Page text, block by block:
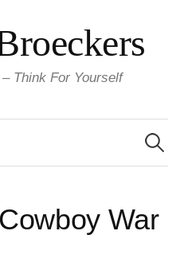
Think For Yourself
for:
War